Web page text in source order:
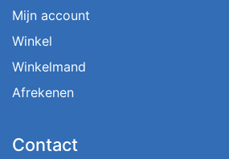
Mijn account
Winkel
Winkelmand
Afrekenen
Contact